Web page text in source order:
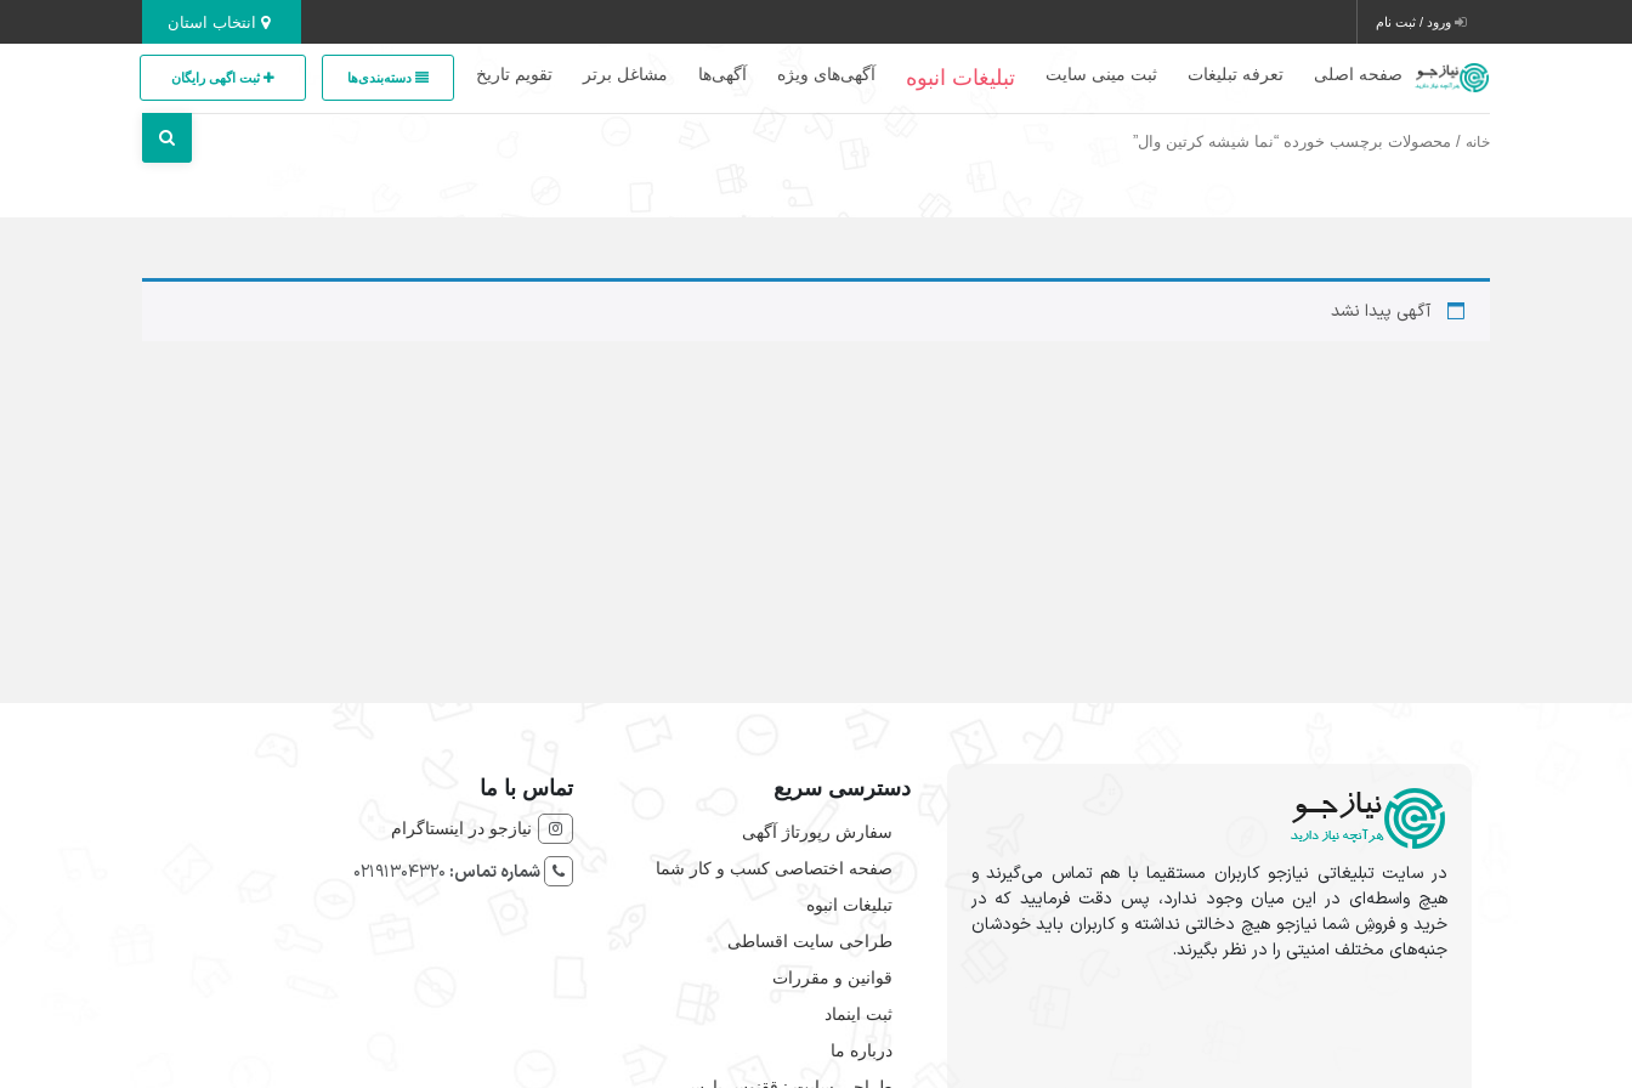
ورود / ثبت نام
صفحه اصلی تعرفه تبلیغات ثبت مینی سایت تبلیغات انبوه آگهی‌های ویژه آگهی‌ها مشاغل برتر تقویم تاریخ دسته‌بندی‌ها ثبت اگهی رایگان
خانه / محصولات برچسب خورده “نما شیشه کرتین وال”
آگهی پیدا نشد
در سایت تبلیغاتی نیازجو کاربران مستقیما با هم تماس می‌گیرند و
هیچ واسطه‌ای در این میان وجود ندارد، پس دقت فرمایید که در
خرید و فروشِ شما نیازجو هیچ دخالتی نداشته و کاربران باید خودشان
جنبه‌های مختلف امنیتی را در نظر بگیرند.
دسترسی سریع
سفارش رپورتاژ آگهی
صفحه اختصاصی کسب و کار شما
تبلیغات انبوه
طراحی سایت اقساطی
قوانین و مقررات
ثبت اینماد
درباره ما
تماس با ما
نیازجو در اینستاگرام
شماره تماس: 02191304320